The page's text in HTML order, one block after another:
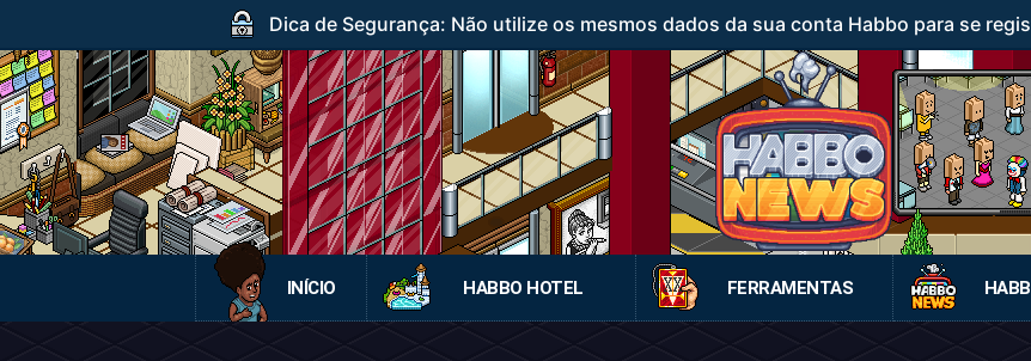
Dica de Segurança: Não utilize os mesmos dados da sua conta Habbo para se
INÍCIO HABBO HOTEL FERRAMENTAS